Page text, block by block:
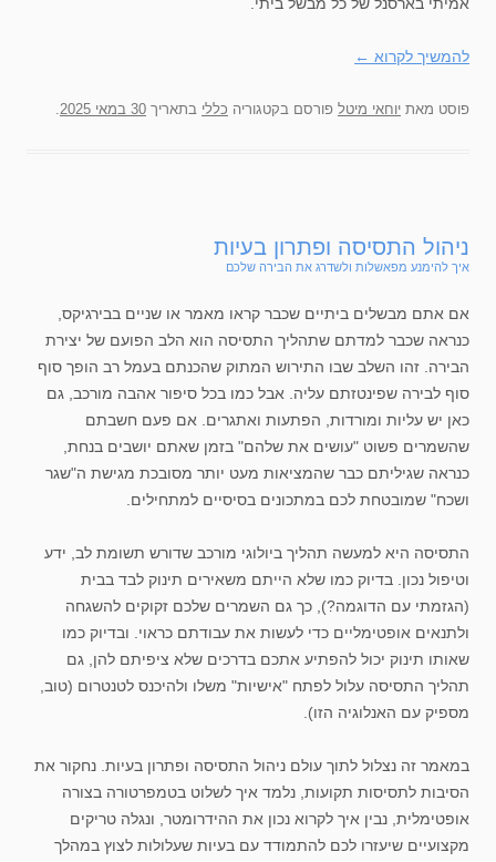
להמשיך לקרוא ←
פוסט מאת יוחאי מיטל פורסם בקטגוריה כללי בתאריך 30 במאי 2025 .
ניהול התסיסה ופתרון בעיות
איך להימנע מפאשלות ולשדרג את הבירה שלכם
אם אתם מבשלים ביתיים שכבר קראו מאמר או שניים בבירגיקס,
כנראה שכבר למדתם שתהליך התסיסה הוא הלב הפועם של יצירת
הבירה. זהו השלב שבו התירוש המתוק שהכנתם בעמל רב הופך סוף
סוף לבירה שפינטזתם עליה. אבל כמו בכל סיפור אהבה מורכב, גם
כאן יש עליות ומורדות, הפתעות ואתגרים. אם פעם חשבתם
שהשמרים פשוט "עושים את שלהם" בזמן שאתם יושבים בנחת,
כנראה שגיליתם כבר שהמציאות מעט יותר מסובכת מגישת ה"שגר
ושכח" שמובטחת לכם במתכונים בסיסיים למתחילים.
התסיסה היא למעשה תהליך ביולוגי מורכב שדורש תשומת לב, ידע
וטיפול נכון. בדיוק כמו שלא הייתם משאירים תינוק לבד בבית
(הגזמתי עם הדוגמה?), כך גם השמרים שלכם זקוקים להשגחה
ולתנאים אופטימליים כדי לעשות את עבודתם כראוי. ובדיוק כמו
שאותו תינוק יכול להפתיע אתכם בדרכים שלא ציפיתם להן, גם
תהליך התסיסה עלול לפתח "אישיות" משלו ולהיכנס לטנטרום (טוב,
מספיק עם האנלוגיה הזו).
במאמר זה נצלול לתוך עולם ניהול התסיסה ופתרון בעיות. נחקור את
הסיבות לתסיסות תקועות, נלמד איך לשלוט בטמפרטורה בצורה
אופטימלית, נבין איך לקרוא נכון את ההידרומטר, ונגלה טריקים
מקצועיים שיעזרו לכם להתמודד עם בעיות שעלולות לצוץ במהלך